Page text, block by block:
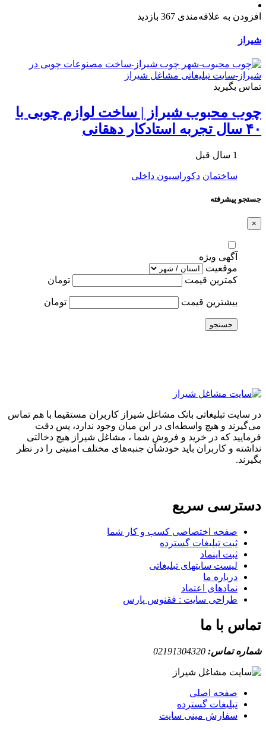
افزودن به علاقه‌مندی 367 بازدید
شیراز
تماس بگیرید
چوب محبوب شیراز | ساخت لوازم چوبی با
۴۰ سال تجربه استادکار دهقانی
1 سال قبل
ساختمان دکوراسیون داخلی
جستجو پیشرفته
×
آگهی ویژه
موقعیت
کمترین قیمت
تومان
بیشترین قیمت تومان
جستجو
در سایت تبلیغاتی بانک مشاغل شیراز کاربران مستقیما با هم تماس
می‌گیرند و هیچ واسطه‌ای در این میان وجود ندارد، پس دقت
فرمایید که در خرید و فروشِ شما ، مشاغل شیراز هیچ دخالتی
نداشته و کاربران باید خودشان جنبه‌های مختلف امنیتی را در نظر
بگیرند.
دسترسی سریع
صفحه اختصاصی کسب و کار شما
ثبت تبلیغات گسترده
ثبت اینماد
لیست سایتهای تبلیغاتی
درباره ما
نمادهای اعتماد
طراحی سایت : ققنوس پارس
تماس با ما
شماره تماس: 02191304320
صفحه اصلی
تبلیغات گسترده
سفارش مینی سایت